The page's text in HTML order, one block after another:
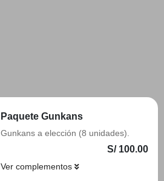
Paquete Gunkans
Gunkans a elección (8 unidades).
S/ 100.00
Ver complementos